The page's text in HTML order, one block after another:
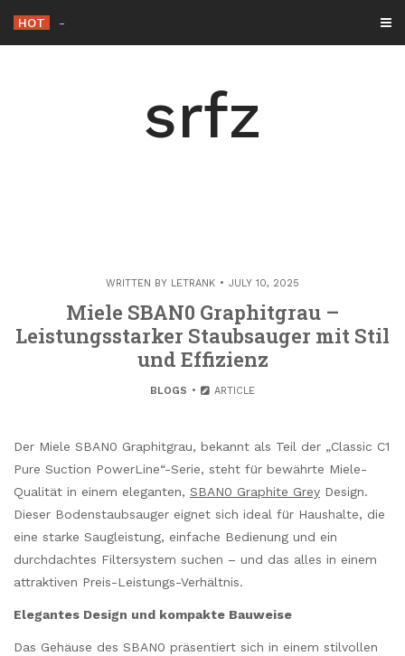
content
HOT Die Rolle der Hacker éthique
srfz
WRITTEN BY LETRANK JULY 10, 2025
Miele SBAN0 Graphitgrau –
Leistungsstarker Staubsauger mit Stil
und Effizienz
BLOGS ARTICLE
Der Miele SBAN0 Graphitgrau, bekannt als Teil der „Classic C1
Pure Suction PowerLine“-Serie, steht für bewährte Miele-
Qualität in einem eleganten, SBAN0 Graphite Grey Design.
Dieser Bodenstaubsauger eignet sich ideal für Haushalte, die
eine starke Saugleistung, einfache Bedienung und ein
durchdachtes Filtersystem suchen – und das alles in einem
attraktiven Preis-Leistungs-Verhältnis.
Elegantes Design und kompakte Bauweise
Das Gehäuse des SBAN0 präsentiert sich in einem stilvollen